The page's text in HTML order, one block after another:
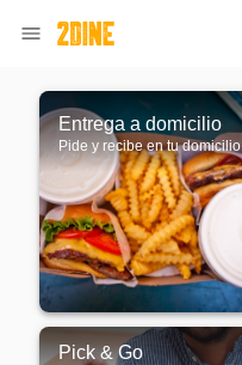
Entrega a domicilio
Pide y recibe en tu domicilio
Pick & Go